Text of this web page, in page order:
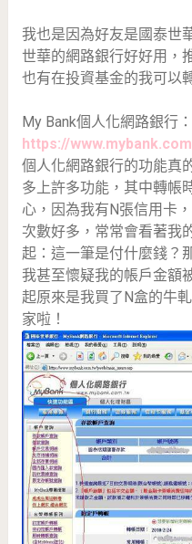
我也是因為好友是國泰世
世華的網路銀行好好用，
也有在投資基金的我可以
My Bank個人化網路銀行：
https://
個人化網路銀行的功能真
多上許多功能，其中轉帳
心，因為我有N張信用卡
次數好多，常常會看著我
起：這一筆是付什麼錢？
我甚至懷疑我的帳戶金額
起原來是我買了N盒的牛
家啦！